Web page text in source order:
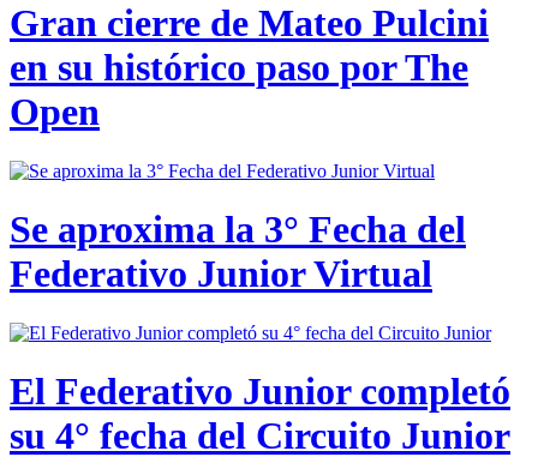
Gran cierre de Mateo Pulcini
en su histórico paso por The
Open
Se aproxima la 3° Fecha del
Federativo Junior Virtual
El Federativo Junior completó
su 4° fecha del Circuito Junior